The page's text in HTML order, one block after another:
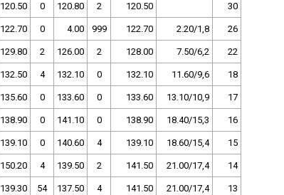
120.50 0 120.80 2 120.50 30
122.70 0 4.00 999 122.70 2.20/1,8 26
129.80 2 126.00 2 128.00 7.50/6,2 22
132.50 4 132.10 0 132.10 11.60/9,6 18
135.60 0 133.60 0 133.60 13.10/10,9 17
138.90 0 141.10 0 138.90 18.40/15,3 16
139.10 0 140.60 4 139.10 18.60/15,4 15
150.20 4 139.50 2 141.50 21.00/17,4 14
139.30 54 137.50 4 141.50 21.00/17,4 13